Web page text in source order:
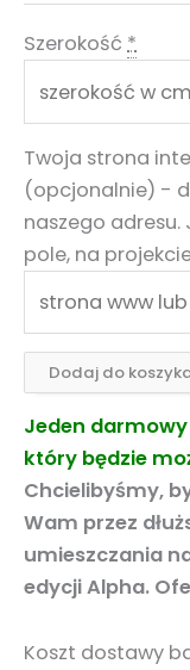
Szerokość *
Twoja strona
(opcjonalnie) -
naszego adresu.
pole, na
Dodaj do
Jeden
który będzie
Chcielibyśmy,
Wam przez
umieszczania
edycji Alpha.
Koszt dostawy